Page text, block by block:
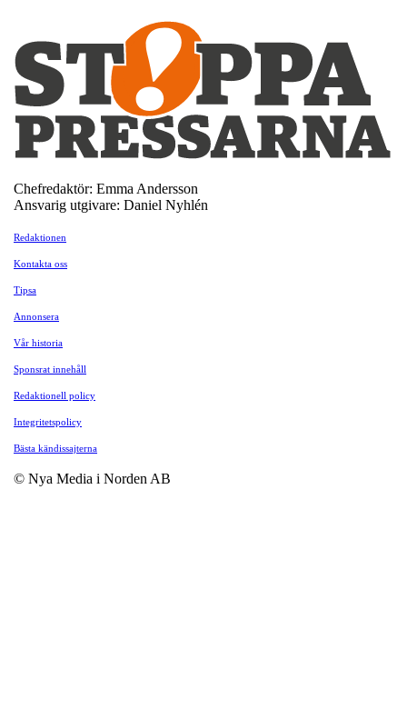
Chefredaktör: Emma Andersson
Ansvarig utgivare: Daniel Nyhlén
Redaktionen
Kontakta oss
Tipsa
Annonsera
Vår historia
Sponsrat innehåll
Redaktionell policy
Integritetspolicy
Bästa kändissajterna
© Nya Media i Norden AB